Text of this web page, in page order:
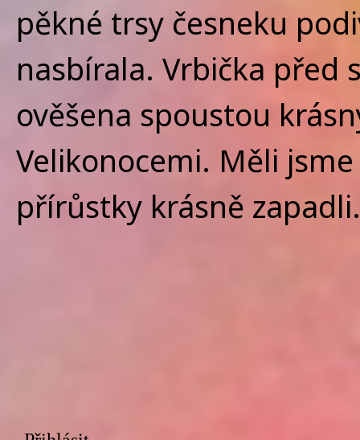
pěkné trsy česneku
nasbírala. Vrbička před
ověšena spoustou
Velikonocemi. Měli
přírůstky krásně